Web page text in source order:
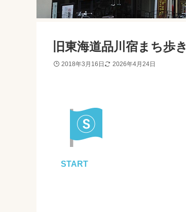
旧東海道品川宿まち歩き
2018年3月16日 2026年4月24日
START